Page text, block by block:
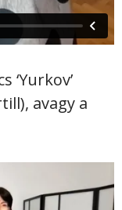
‘Yurkov’
avagy a